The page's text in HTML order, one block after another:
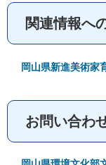
関連情報へ
岡山県新進美術家
お問い合わ